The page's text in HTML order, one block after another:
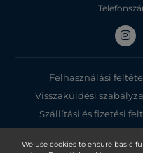
We use cookies to ensure basic
Felhasználási
Visszaküldési
Szállítási és fizetési